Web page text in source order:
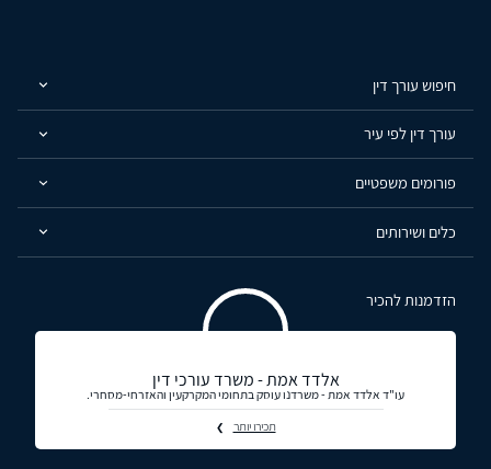
חיפוש עורך דין
עורך דין לפי עיר
פורומים משפטיים
כלים ושירותים
הזדמנות להכיר
אלדד אמת - משרד עורכי דין
עו"ד אלדד אמת - משרדנו עוסק בתחומי המקרקעין והאזרחי-מסחרי.
תכירו יותר